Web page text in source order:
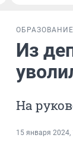
ОБРАЗОВАНИЕ
Из
На
15 января 2024,